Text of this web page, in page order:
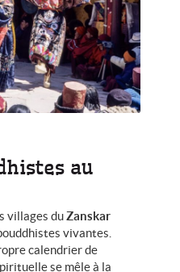
au
villages duZanskar
vivantes.
calendrier de
se mêle à la